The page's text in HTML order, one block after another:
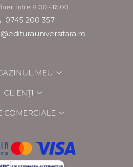
intre 8.00 - 16.00
0745 200 357
MEU
CLIENȚI
COMERCIALE